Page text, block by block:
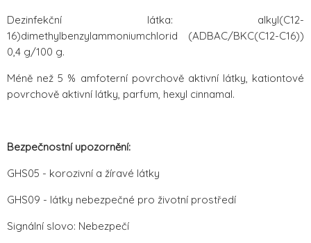
Dezinfekční látka: alkyl(C12-
16)dimethylbenzylammoniumchlorid (ADBAC/BKC(C12-C16))
0,4 g/100 g.
Méně než 5 % amfoterní povrchově aktivní látky, kationtové
povrchově aktivní látky, parfum, hexyl cinnamal.
Bezpečnostní upozornění:
GHS05 - korozivní a žíravé látky
GHS09 - látky nebezpečné pro životní prostředí
Signální slovo: Nebezpečí